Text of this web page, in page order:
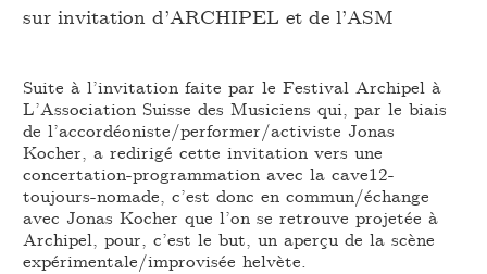
sur invitation d’ARCHIPEL et de l’ASM
Suite à l’invitation faite par le Festival Archipel à
L’Association Suisse des Musiciens qui, par le biais
de l’accordéoniste/performer/activiste Jonas
Kocher, a redirigé cette invitation vers une
concertation-programmation avec la cave12-
toujours-nomade, c’est donc en commun/échange
avec Jonas Kocher que l’on se retrouve projetée à
Archipel, pour, c’est le but, un aperçu de la scène
expérimentale/improvisée helvète.